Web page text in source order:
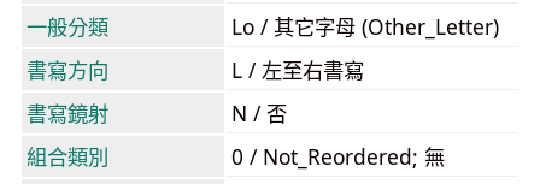
一般分類
Lo / 其它字母 (Other_Letter)
書寫方向
L / 左至右書寫
書寫鏡射
N / 否
組合類別
0 / Not_Reordered; 無